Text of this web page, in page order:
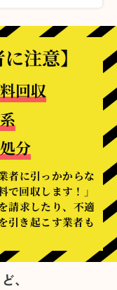
注意】
回収
分
者に引っかからな
で回収します！」
請求したり、不適
引き起こす業者も
、